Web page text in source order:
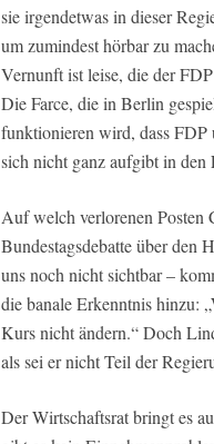
sie irgendetwas in dieser
um zumindest hörbar zu
Vernunft ist leise, die der
Die Farce, die in Berlin
funktionieren wird, dass FDP
sich nicht ganz aufgibt in den
Auf welch verlorenen Posten
Bundestagsdebatte über den
uns noch nicht sichtbar –
die banale Erkenntnis hinzu:
Kurs nicht ändern.“ Doch
als sei er nicht Teil der
Der Wirtschaftsrat bringt es